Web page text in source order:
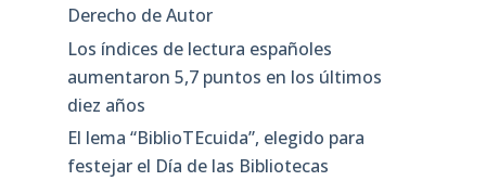
Derecho de Autor
Los índices de lectura españoles
aumentaron 5,7 puntos en los últimos
diez años
El lema “BiblioTEcuida”, elegido para
festejar el Día de las Bibliotecas